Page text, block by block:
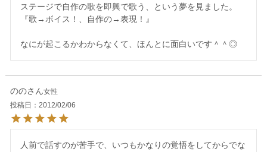
ステージで自作の歌を即興で歌う、という夢を見ました。
『歌→ボイス！、自作の→表現！』
なにが起こるかわからなくて、ほんとに面白いです＾＾◎
のの
女性
投稿日
2012/02/06
人前で話すのが苦手で、いつもかなりの覚悟をしてからでな